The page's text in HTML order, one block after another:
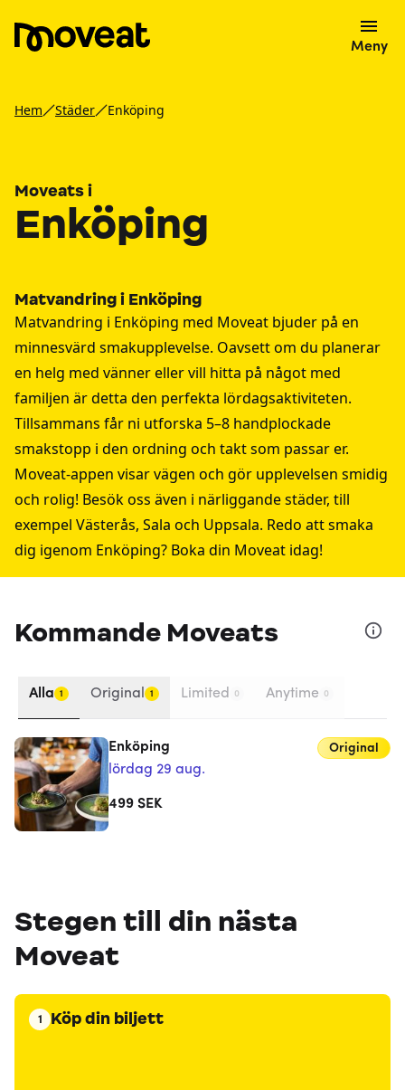
Meny
Hem Städer Enköping
Moveats i
Enköping
Matvandring i Enköping
Matvandring i Enköping med Moveat bjuder på en
minnesvärd smakupplevelse. Oavsett om du planerar
en helg med vänner eller vill hitta på något med
familjen är detta den perfekta lördagsaktiviteten.
Tillsammans får ni utforska 5–8 handplockade
smakstopp i den ordning och takt som passar er.
Moveat-appen visar vägen och gör upplevelsen smidig
och rolig! Besök oss även i närliggande städer, till
exempel Västerås, Sala och Uppsala. Redo att smaka
dig igenom Enköping? Boka din Moveat idag!
Kommande Moveats
Alla 1 Original 1 Limited 0 Anytime 0
Enköping
lördag 29 aug.
Original
499 SEK
Stegen till din nästa
Moveat
1 Köp din biljett